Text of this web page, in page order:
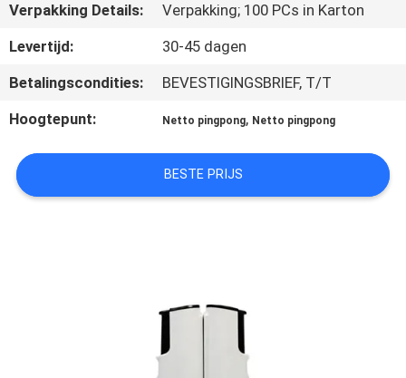
NEEM
CONTACT
MET
ONS
VRAAG
Verpakking Details:
Verpakking; 100 PCs in Karton
Levertijd:
30-45 dagen
Betalingscondities:
BEVESTIGINGSBRIEF, T/T
Hoogtepunt:
Netto pingpong, Netto pingpong
BESTE PRIJS